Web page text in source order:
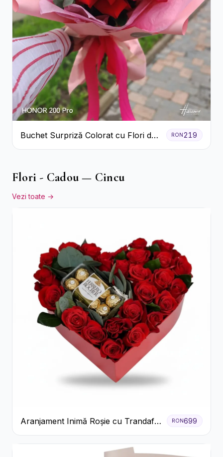
Buchet Surpriză Colorat cu Flori de
Sezon
RON 219
Flori - Cadou — Cincu
Vezi toate →
Aranjament Inimă Roșie cu Trandafiri
și Ferrero Rocher Premium
RON699